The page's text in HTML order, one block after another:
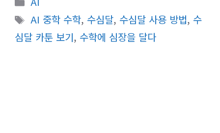
테
고
리
태
그
AI 중학 수학, 수심달, 수심달 사용 방법, 수
심달 카툰 보기, 수학에 심장을 달다